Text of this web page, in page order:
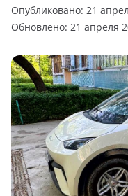
Опубликовано: 21
Обновлено: 21 апреля